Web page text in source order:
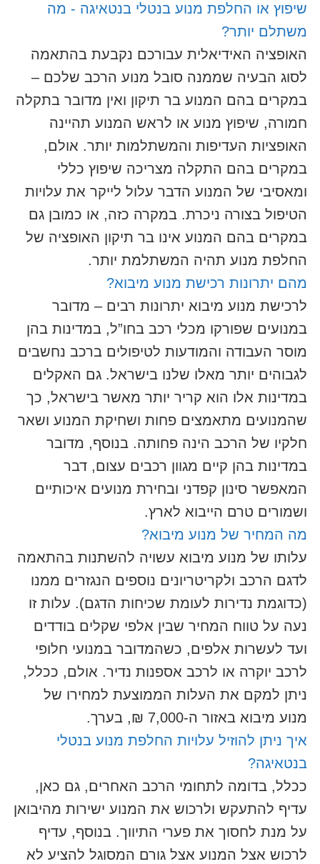
שיפוץ או החלפת מנוע בנטלי בנטאיגה - מה
משתלם יותר?
האופציה האידיאלית עבורכם נקבעת בהתאמה
לסוג הבעיה שממנה סובל מנוע הרכב שלכם –
במקרים בהם המנוע בר תיקון ואין מדובר בתקלה
חמורה, שיפוץ מנוע או לראש המנוע תהיינה
האופציות העדיפות והמשתלמות יותר. אולם,
במקרים בהם התקלה מצריכה שיפוץ כללי
ומאסיבי של המנוע הדבר עלול לייקר את עלויות
הטיפול בצורה ניכרת. במקרה כזה, או כמובן גם
במקרים בהם המנוע אינו בר תיקון האופציה של
החלפת מנוע תהיה המשתלמת יותר.
מהם יתרונות רכישת מנוע מיבוא?
לרכישת מנוע מיבוא יתרונות רבים – מדובר
במנועים שפורקו מכלי רכב בחו”ל, במדינות בהן
מוסר העבודה והמודעות לטיפולים ברכב נחשבים
לגבוהים יותר מאלו שלנו בישראל. גם האקלים
במדינות אלו הוא קריר יותר מאשר בישראל, כך
שהמנועים מתאמצים פחות ושחיקת המנוע ושאר
חלקיו של הרכב הינה פחותה. בנוסף, מדובר
במדינות בהן קיים מגוון רכבים עצום, דבר
המאפשר סינון קפדני ובחירת מנועים איכותיים
ושמורים טרם הייבוא לארץ.
מה המחיר של מנוע מיבוא?
עלותו של מנוע מיבוא עשויה להשתנות בהתאמה
לדגם הרכב ולקריטריונים נוספים הנגזרים ממנו
(כדוגמת נדירות לעומת שכיחות הדגם). עלות זו
נעה על טווח המחיר שבין אלפי שקלים בודדים
ועד לעשרות אלפים, כשהמדובר במנועי חלופי
לרכב יוקרה או לרכב אספנות נדיר. אולם, ככלל,
ניתן למקם את העלות הממוצעת למחירו של
מנוע מיבוא באזור ה-7,000 ₪, בערך.
איך ניתן להוזיל עלויות החלפת מנוע בנטלי
בנטאיגה?
ככלל, בדומה לתחומי הרכב האחרים, גם כאן,
עדיף להתעקש ולרכוש את המנוע ישירות מהיבואן
על מנת לחסוך את פערי התיווך. בנוסף, עדיף
לרכוש אצל המנוע אצל גורם המסוגל להציע לא